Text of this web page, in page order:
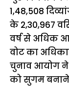
1,48,508
के 2,30,967
वर्ष से अधिक
वोट का
चुनाव आयोग ने
को सुगम बनाने